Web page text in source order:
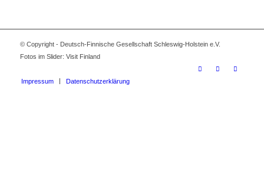
© Copyright - Deutsch-Finnische Gesellschaft Schleswig-Holstein e.V.
Fotos im Slider: Visit Finland
Impressum Datenschutzerklärung